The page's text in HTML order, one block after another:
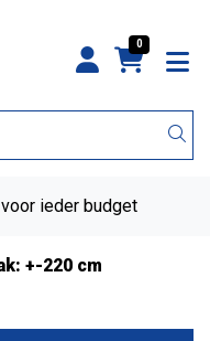
0
ieder budget
+-220 cm